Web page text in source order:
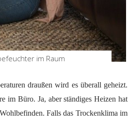
im Raum
draußen wird es überall geheizt.
im Büro. Ja, aber ständiges Heizen hat
Falls das Trockenklima im